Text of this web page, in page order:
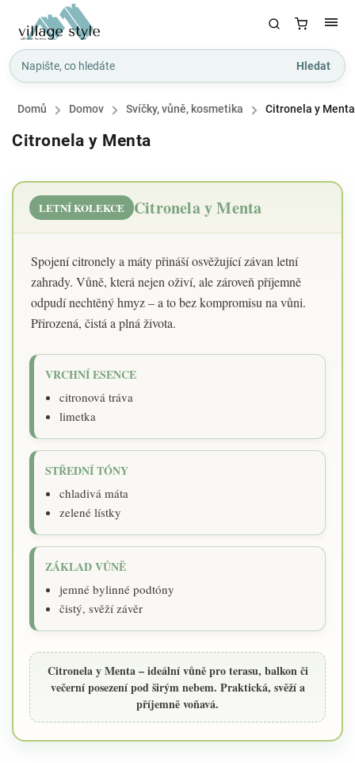
Hledat
Domů / Domov / Svíčky, vůně, kosmetika / Citronela y Menta
Citronela y Menta
LETNÍ KOLEKCE Citronela y Menta
Spojení citronely a máty přináší osvěžující závan letní
zahrady. Vůně, která nejen oživí, ale zároveň příjemně
odpudí nechtěný hmyz – a to bez kompromisu na vůni.
Přirozená, čistá a plná života.
VRCHNÍ ESENCE
citronová tráva
limetka
STŘEDNÍ TÓNY
chladivá máta
zelené lístky
ZÁKLAD VŮNĚ
jemné bylinné podtóny
čistý, svěží závěr
Citronela y Menta – ideální vůně pro terasu, balkon či
večerní posezení pod širým nebem. Praktická, svěží a
příjemně voňavá.